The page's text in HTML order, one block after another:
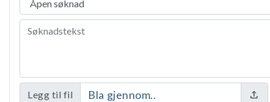
Legg til fil Bla gjennom..